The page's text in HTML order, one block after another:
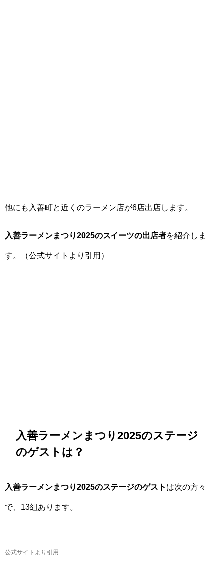
他にも入善町と近くのラーメン店が6店出店します。
入善ラーメンまつり2025のスイーツの出店者を紹介しま
す。（公式サイトより引用）
入善ラーメンまつり2025のステージ
のゲストは？
入善ラーメンまつり2025のステージのゲスト は次の方々
で、13組あります。
公式サイトより引用